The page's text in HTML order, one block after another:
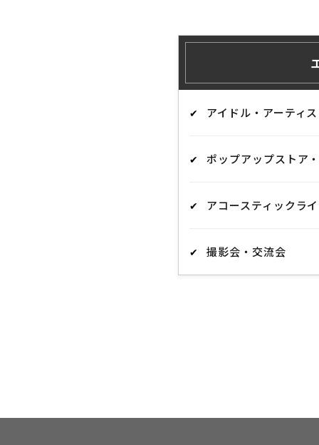
アイドル・アーティ
ポップアップストア
アコースティックラ
撮影会・交流会